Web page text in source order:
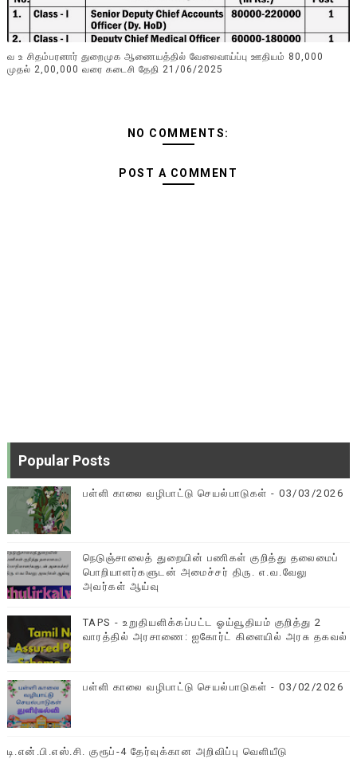
வ உ சிதம்பரனார் துறைமுக ஆணையத்தில் வேலைவாய்ப்பு ஊதியம் 80,000
முதல் 2,00,000 வரை கடைசி தேதி 21/06/2025
NO COMMENTS:
POST A COMMENT
Popular Posts
பள்ளி காலை வழிபாட்டு செயல்பாடுகள் - 03/03/2026
நெடுஞ்சாலைத் துறையின் பணிகள் குறித்து தலைமைப்
பொறியாளர்களுடன் அமைச்சர் திரு. எ.வ.வேலு
அவர்கள் ஆய்வு
TAPS - உறுதியளிக்கப்பட்ட ஓய்வூதியம் குறித்து 2
வாரத்தில் அரசாணை: ஐகோர்ட் கிளையில் அரசு தகவல்
பள்ளி காலை வழிபாட்டு செயல்பாடுகள் - 03/02/2026
டி.என்.பி.எஸ்.சி. குரூப்-4 தேர்வுக்கான அறிவிப்பு வெளியீடு